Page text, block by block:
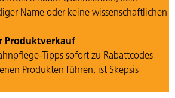
Name oder keine wissenschaftlichen
Produktverkauf
Tipps sofort zu Rabattcodes
Produkten führen, ist Skepsis